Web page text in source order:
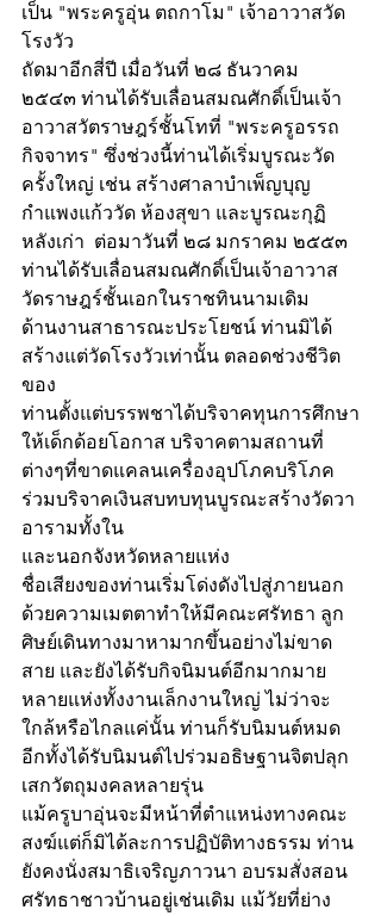
เป็น "พระครูอุ่น ตถกาโม" เจ้าอาวาสวัด
โรงวัว
ถัดมาอีกสี่ปี เมื่อวันที่ ๒๘ ธันวาคม
๒๕๔๓ ท่านได้รับเลื่อนสมณศักดิ์เป็นเจ้า
อาวาสวัตราษฎร์ชั้นโทที่ "พระครูอรรถ
กิจจาทร" ซึ่งช่วงนี้ท่านได้เริ่มบูรณะวัด
ครั้งใหญ่ เช่น สร้างศาลาบำเพ็ญบุญ
กำแพงแก้ววัด ห้องสุขา และบูรณะกุฏิ
หลังเก่า  ต่อมาวันที่ ๒๘ มกราคม ๒๕๕๓
ท่านได้รับเลื่อนสมณศักดิ์เป็นเจ้าอาวาส
วัดราษฎร์ชั้นเอกในราชทินนามเดิม
ด้านงานสาธารณะประโยชน์ ท่านมิได้
สร้างแต่วัดโรงวัวเท่านั้น ตลอดช่วงชีวิต
ของ
ท่านตั้งแต่บรรพชาได้บริจาคทุนการศึกษา
ให้เด็กด้อยโอกาส บริจาคตามสถานที่
ต่างๆที่ขาดแคลนเครื่องอุปโภคบริโภค
ร่วมบริจาคเงินสบทบทุนบูรณะสร้างวัดวา
อารามทั้งใน
และนอกจังหวัดหลายแห่ง
ชื่อเสียงของท่านเริ่มโด่งดังไปสู่ภายนอก
ด้วยความเมตตาทำให้มีคณะศรัทธา ลูก
ศิษย์เดินทางมาหามากขึ้นอย่างไม่ขาด
สาย และยังได้รับกิจนิมนต์อีกมากมาย
หลายแห่งทั้งงานเล็กงานใหญ่ ไม่ว่าจะ
ใกล้หรือไกลแค่นั้น ท่านก็รับนิมนต์หมด
อีกทั้งได้รับนิมนต์ไปร่วมอธิษฐานจิตปลุก
เสกวัตถุมงคลหลายรุ่น
แม้ครูบาอุ่นจะมีหน้าที่ตำแหน่งทางคณะ
สงฆ์แต่ก็มิได้ละการปฏิบัติทางธรรม ท่าน
ยังคงนั่งสมาธิเจริญภาวนา อบรมสั่งสอน
ศรัทธาชาวบ้านอยู่เช่นเดิม แม้วัยที่ย่าง